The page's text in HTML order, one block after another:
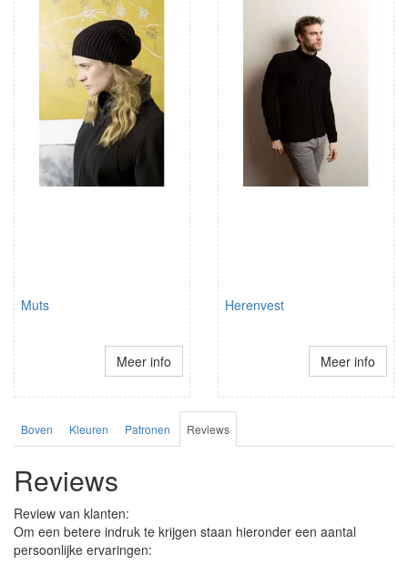
Muts
Meer info
Herenvest
Meer info
Boven Kleuren Patronen Reviews
Reviews
Review van klanten:
Om een betere indruk te krijgen staan hieronder een aantal
persoonlijke ervaringen: